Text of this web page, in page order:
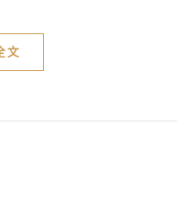
文